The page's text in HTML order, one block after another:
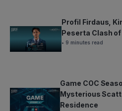
Profil Firdaus,
Peserta Clash
• 9 minutes read
Game COC
Mysterious
Residence